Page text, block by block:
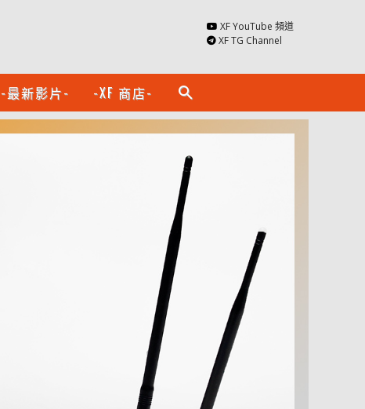
XF YouTube 頻道
XF TG Channel
-最新影片- -XF 商店- search